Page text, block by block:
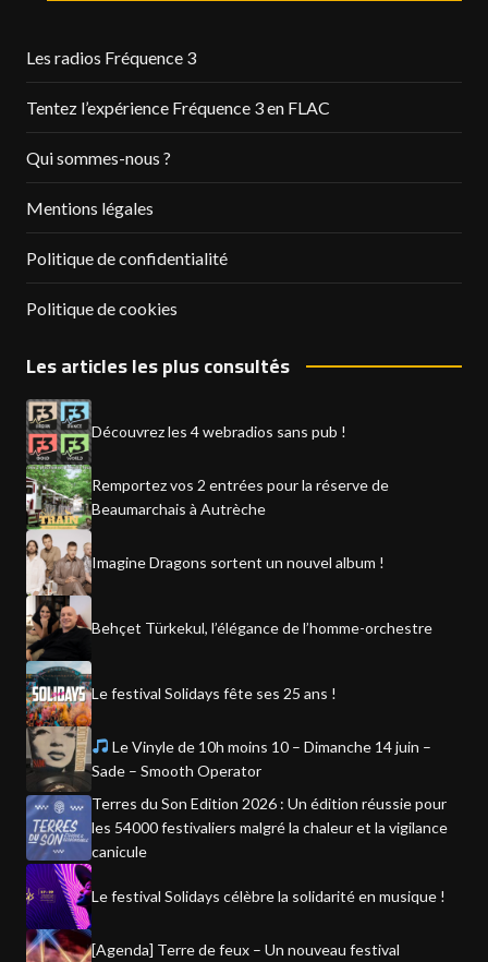
Les radios Fréquence 3
Tentez l’expérience Fréquence 3 en FLAC
Qui sommes-nous ?
Mentions légales
Politique de confidentialité
Politique de cookies
Les articles les plus consultés
Découvrez les 4 webradios sans pub !
Remportez vos 2 entrées pour la réserve de
Beaumarchais à Autrèche
Imagine Dragons sortent un nouvel album !
Behçet Türkekul, l’élégance de l’homme-orchestre
Le festival Solidays fête ses 25 ans !
Le Vinyle de 10h moins 10 – Dimanche 14 juin –
Sade – Smooth Operator
Terres du Son Edition 2026 : Un édition réussie pour
les 54000 festivaliers malgré la chaleur et la vigilance
canicule
Le festival Solidays célèbre la solidarité en musique !
[Agenda] Terre de feux – Un nouveau festival